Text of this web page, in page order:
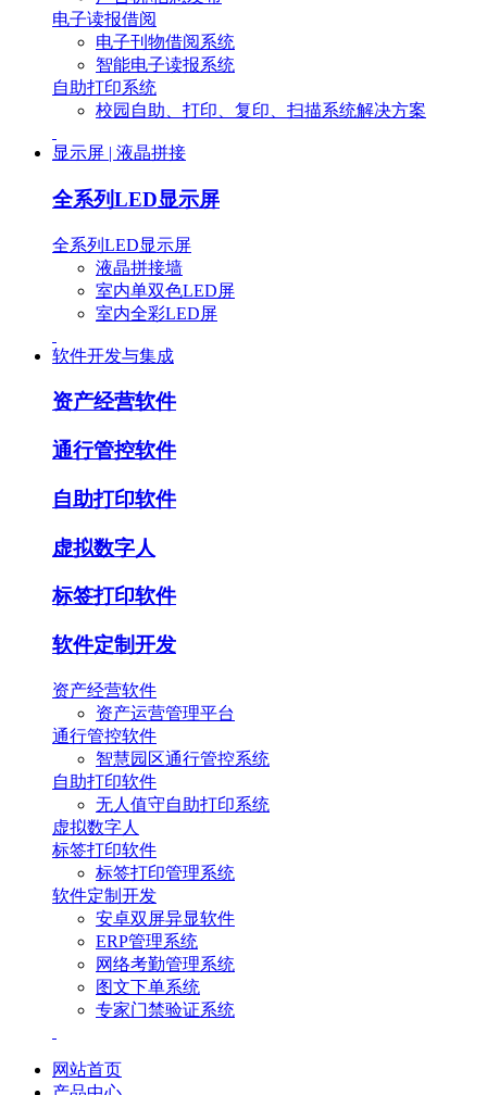
电子读报借阅
电子刊物借阅系统
智能电子读报系统
自助打印系统
校园自助、打印、复印、扫描系统解决方案
显示屏 | 液晶拼接
全系列LED显示屏
全系列LED显示屏
液晶拼接墙
室内单双色LED屏
室内全彩LED屏
软件开发与集成
资产经营软件
通行管控软件
自助打印软件
虚拟数字人
标签打印软件
软件定制开发
资产经营软件
资产运营管理平台
通行管控软件
智慧园区通行管控系统
自助打印软件
无人值守自助打印系统
虚拟数字人
标签打印软件
标签打印管理系统
软件定制开发
安卓双屏异显软件
ERP管理系统
网络考勤管理系统
图文下单系统
专家门禁验证系统
网站首页